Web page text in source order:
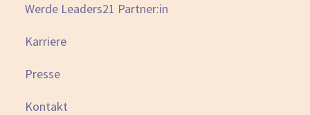
Werde Leaders21 Partner:in
Karriere
Presse
Kontakt